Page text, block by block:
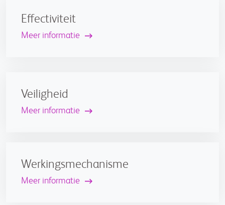
Effectiviteit
Meer informatie
Veiligheid
Meer informatie
Werkingsmechanisme
Meer informatie